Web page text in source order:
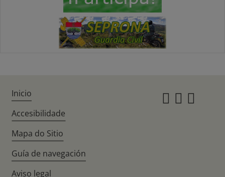
Inicio
Accesibilidade
Mapa do Sitio
Guía de navegación
Aviso legal